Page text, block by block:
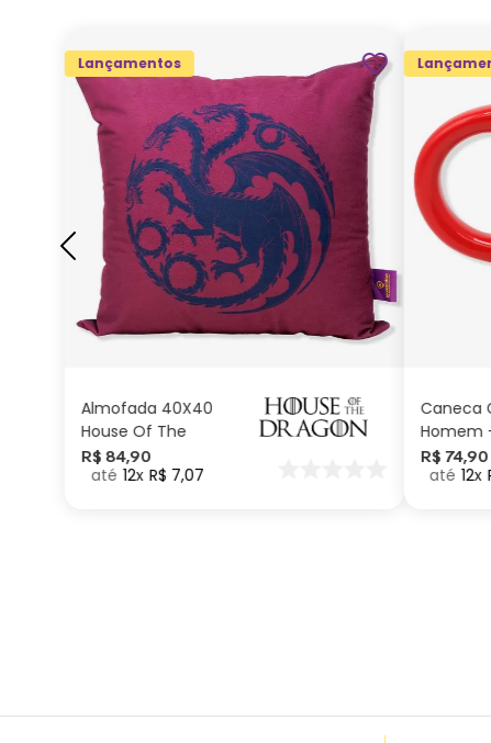
Lançamentos
Almofada 40X40
House Of The
Dragon
R$ 84,90
12 R$ 7,07
ADICIONAR AO
Caneca
Homem
Marvel
R$ 74,90
12